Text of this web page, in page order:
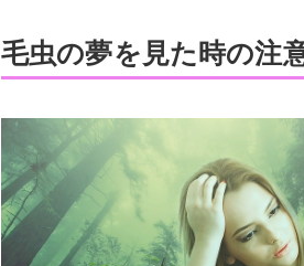
毛虫の夢を見た時の注